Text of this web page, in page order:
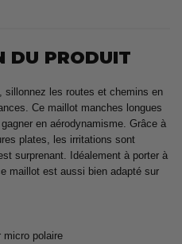
DU PRODUIT
les routes et chemins en
Ce maillot manches longues
en aérodynamisme. Grâce à
plates, les irritations sont
surprenant. Idéalement à porter à
maillot est aussi bien adapté sur
micro polaire